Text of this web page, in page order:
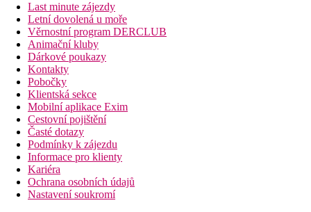
Last minute zájezdy
Letní dovolená u moře
Věrnostní program DERCLUB
Animační kluby
Dárkové poukazy
Kontakty
Pobočky
Klientská sekce
Mobilní aplikace Exim
Cestovní pojištění
Časté dotazy
Podmínky k zájezdu
Informace pro klienty
Kariéra
Ochrana osobních údajů
Nastavení soukromí